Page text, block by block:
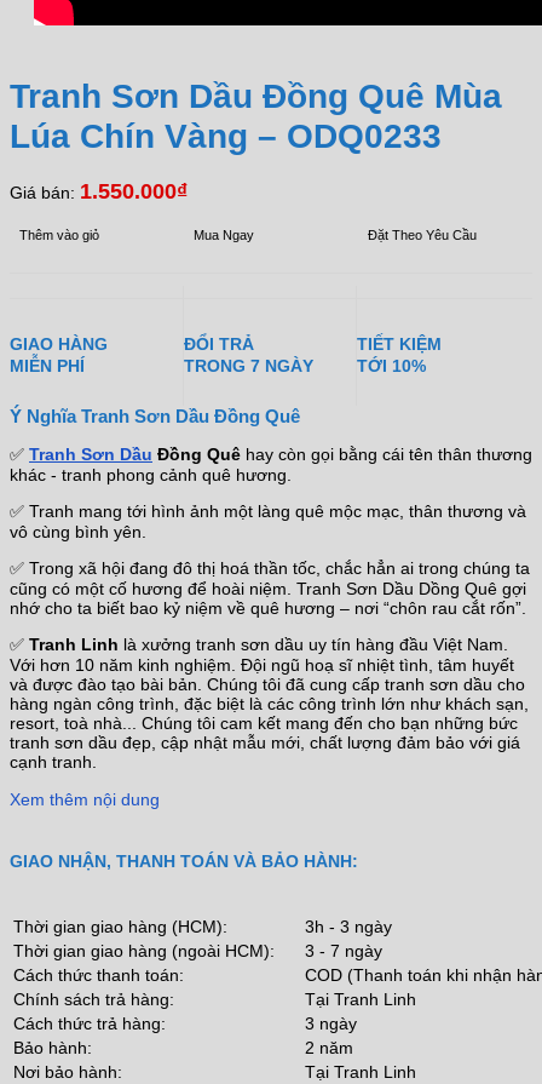
Tranh Sơn Dầu Đồng Quê Mùa
Lúa Chín Vàng – ODQ0233
Giá bán: 1.550.000₫
Thêm vào giỏ Mua Ngay Đặt Theo Yêu Cầu
GIAO HÀNG
MIỄN PHÍ
ĐỔI TRẢ
TRONG 7 NGÀY
TIẾT KIỆM
TỚI 10%
Ý Nghĩa Tranh Sơn Dầu Đồng Quê
✅ Tranh Sơn Dầu Đồng Quê hay còn gọi bằng cái tên thân thương
khác - tranh phong cảnh quê hương.
✅ Tranh mang tới hình ảnh một làng quê mộc mạc, thân thương và
vô cùng bình yên.
✅ Trong xã hội đang đô thị hoá thần tốc, chắc hẳn ai trong chúng ta
cũng có một cố hương để hoài niệm. Tranh Sơn Dầu Dồng Quê gợi
nhớ cho ta biết bao kỷ niệm về quê hương – nơi “chôn rau cắt rốn”.
✅ Tranh Linh là xưởng tranh sơn dầu uy tín hàng đầu Việt Nam.
Với hơn 10 năm kinh nghiệm. Đội ngũ hoạ sĩ nhiệt tình, tâm huyết
và được đào tạo bài bản. Chúng tôi đã cung cấp tranh sơn dầu cho
hàng ngàn công trình, đặc biệt là các công trình lớn như khách sạn,
resort, toà nhà... Chúng tôi cam kết mang đến cho bạn những bức
tranh sơn dầu đẹp, cập nhật mẫu mới, chất lượng đảm bảo với giá
cạnh tranh.
Xem thêm nội dung
GIAO NHẬN, THANH TOÁN VÀ BẢO HÀNH:
Thời gian giao hàng (HCM):
3h - 3 ngày
Thời gian giao hàng (ngoài HCM):
3 - 7 ngày
Cách thức thanh toán:
COD (Thanh toán khi nhận
Chính sách trả hàng:
Tại Tranh Linh
Cách thức trả hàng:
3 ngày
Bảo hành:
2 năm
Nơi bảo hành:
Tại Tranh Linh